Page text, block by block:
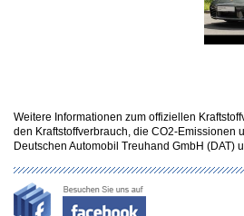
Weitere Informationen zum offiziellen
den Kraftstoffverbrauch, die CO2-Emissionen
Deutschen Automobil Treuhand GmbH (DAT)